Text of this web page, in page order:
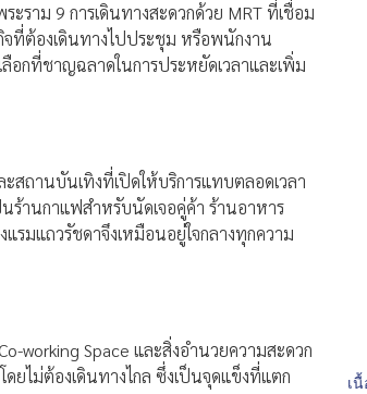
ราม 9 การเดินทางสะดวกด้วย MRT ที่เชื่อม
จที่ต้องเดินทางไปประชุม หรือพนักงาน
อกที่ชาญฉลาดในการประหยัดเวลาและเพิ่ม
สถานบันเทิงที่เปิดให้บริการแทบตลอดเวลา
ร้านกาแฟสำหรับนัดเจอคู่ค้า ร้านอาหาร
รมแถวรัชดาจึงเหมือนอยู่ใจกลางทุกความ
working Space และสิ่งอำนวยความสะดวก
ไม่ต้องเดินทางไกล ซึ่งเป็นจุดแข็งที่แตก